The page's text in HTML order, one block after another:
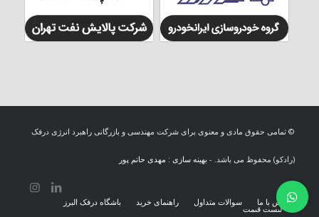
© تمامی حقوق مادی و معنوی برای شرکت مهندسی و بازرگانی راهبرد انرژی درفک
(رادکو) محفوظ می باشد. - بهینه سازی : مهدی حاتم پور
تماس با ما سوالات متداول راهنمای خرید باشگاه درفک البرز
لیست قیمت